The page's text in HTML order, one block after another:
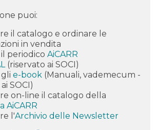
puoi:
il catalogo e ordinare le
in vendita
periodico AiCARR
(riservato ai SOCI)
e-book (Manuali, vademecum -
SOCI)
on-line il catalogo della
AiCARR
l'Archivio delle Newsletter